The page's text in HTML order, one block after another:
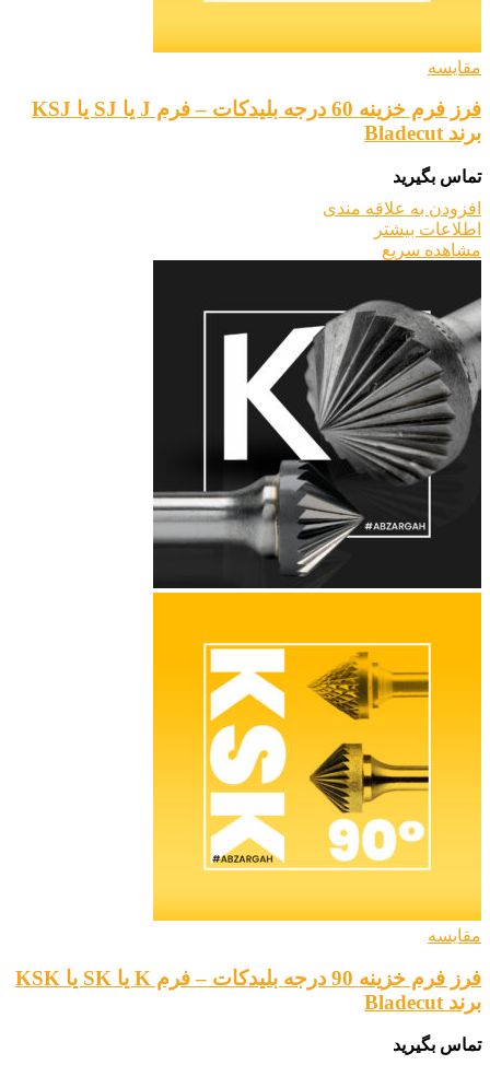
مقایسه
فرز فرم خزینه 60 درجه بلیدکات – فرم J یا SJ یا KSJ
برند Bladecut
تماس بگیرید
افزودن به علاقه مندی
اطلاعات بیشتر
مشاهده سریع
مقایسه
فرز فرم خزینه 90 درجه بلیدکات – فرم K یا SK یا KSK
برند Bladecut
تماس بگیرید